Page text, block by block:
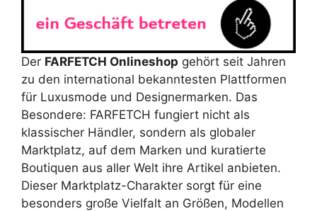
Der FARFETCH Onlineshop gehört seit Jahren
zu den international bekanntesten Plattformen
für Luxusmode und Designermarken. Das
Besondere: FARFETCH fungiert nicht als
klassischer Händler, sondern als globaler
Marktplatz, auf dem Marken und kuratierte
Boutiquen aus aller Welt ihre Artikel anbieten.
Dieser Marktplatz-Charakter sorgt für eine
besonders große Vielfalt an Größen, Modellen